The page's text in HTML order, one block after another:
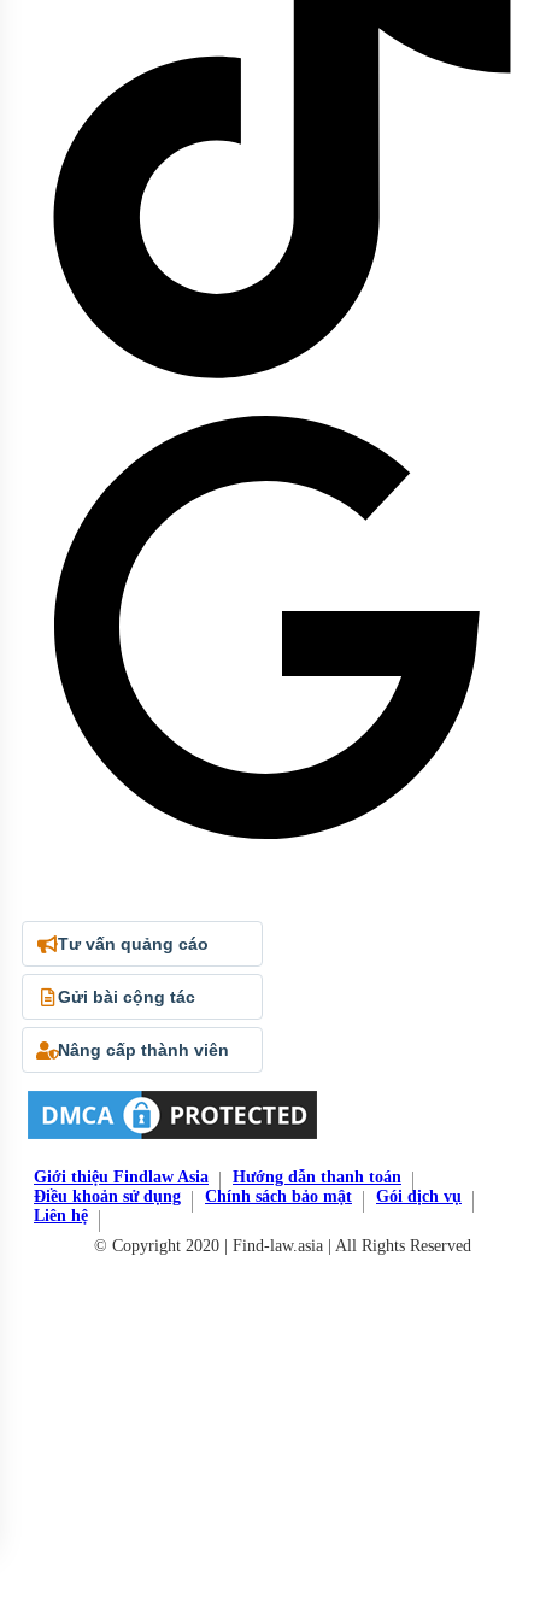
Tư vấn quảng cáo
Gửi bài cộng tác
Nâng cấp thành viên
Giới thiệu Findlaw Asia
Hướng dẫn thanh toán
Điều khoản sử dụng
Chính sách bảo mật
Gói dịch vụ
Liên hệ
© Copyright 2020 | Find-law.asia | All Rights Reserved